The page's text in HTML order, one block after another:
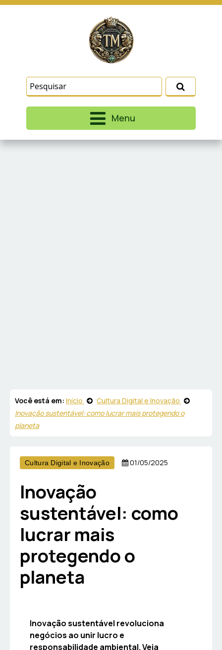
Menu
Você está em: Início
Cultura Digital e Inovação
Inovação sustentável: como lucrar mais protegendo o
planeta
Cultura Digital e Inovação 01/05/2025
Inovação
sustentável: como
lucrar mais
protegendo o
planeta
Inovação sustentável revoluciona
negócios ao unir lucro e
responsabilidade ambiental. Veja
similares para lembrar e entender como você usa
nosso site, analisar seu uso de nossos produtos
e serviços, ajudar com nossos esforços de
marketing e fornecer conteúdo de terceiros. Leia
Termos e CondiçõesePolítica de